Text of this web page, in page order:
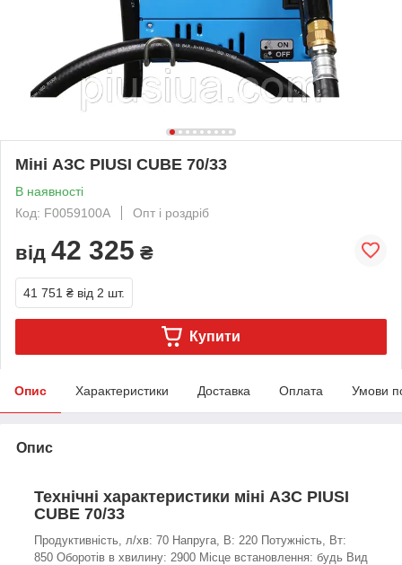
Міні АЗС PIUSI CUBE 70/33
В наявності
Код: F0059100A
Опт і роздріб
від 42 325 ₴
41 751 ₴ від 2 шт.
Купити
Опис Характеристики Доставка Оплата Умови
Опис
Технічні характеристики міні АЗС PIUSI
CUBE 70/33
Продуктивність, л/хв: 70 Напруга, В: 220 Потужність, Вт:
850 Оборотів в хвилину: 2900 Місце встановлення: будь Вид